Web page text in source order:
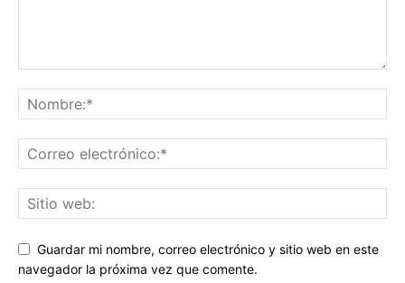
Guardar mi nombre, correo electrónico y sitio web en este
navegador la próxima vez que comente.